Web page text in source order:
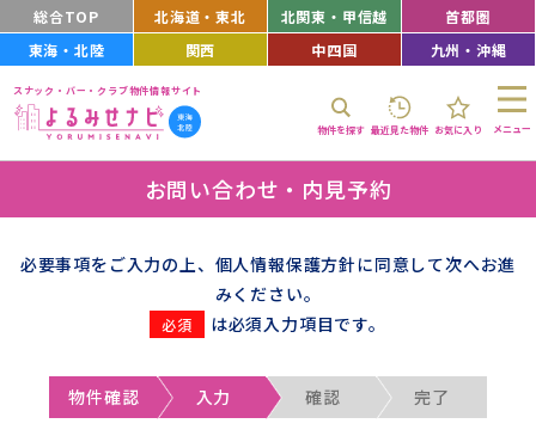
総合TOP 北海道・東北 北関東・甲信越
首都圏
東海・北陸
関西 中四国 九州・沖縄
スナック・バー・クラブ物件情報サイト
物件を探す 最近見た物件 お気に入り メニュー
お問い合わせ・内見予約
必要事項をご入力の上、個人情報保護方針に同意して次へお進
みください。
は必須入力項目です。
物件確認 入力 確認 完了